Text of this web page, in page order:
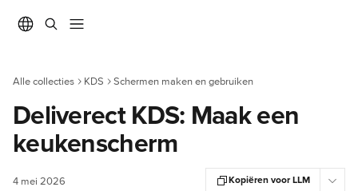
Alle collecties KDS Schermen maken en gebruiken
Deliverect KDS: Maak een
keukenscherm
4 mei 2026 Kopiëren voor LLM